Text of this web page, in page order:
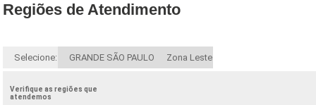
Regiões de Atendimento
Selecione: GRANDE SÃO PAULO Zona Leste
Verifique as regiões que
atendemos